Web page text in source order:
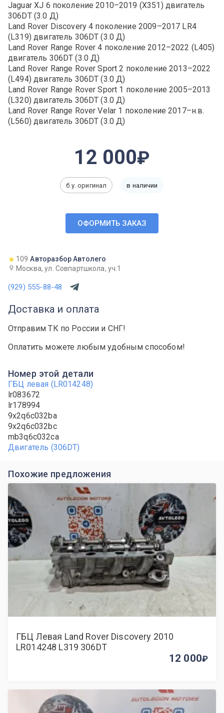
Jaguar XJ 6 поколение 2010–2019 (X351) двигатель
306DT (3.0 Д)
Land Rover Discovery 4 поколение 2009–2017 LR4
(L319) двигатель 306DT (3.0 Д)
Land Rover Range Rover 4 поколение 2012–2022 (L405)
двигатель 306DT (3.0 Д)
Land Rover Range Rover Sport 2 поколение 2013–2022
(L494) двигатель 306DT (3.0 Д)
Land Rover Range Rover Sport 1 поколение 2005–2013
(L320) двигатель 306DT (3.0 Д)
Land Rover Range Rover Velar 1 поколение 2017–н.в.
(L560) двигатель 306DT (3.0 Д)
12 000
б.у. оригинал в наличии
ОФОРМИТЬ ЗАКАЗ
109 Авторазбор Автолего
Москва, ул. Совпартшкола, уч.1
(929) 555-88-48
Доставка и оплата
Отправим ТК по России и СНГ!
Оплатить можете любым удобным способом!
Номер этой детали
ГБЦ левая (LR014248)
lr083672
lr178994
9x2q6c032ba
9x2q6c032bc
mb3q6c032ca
Двигатель (306DT)
Похожие предложения
ГБЦ Левая Land Rover Discovery 2010
LR014248 L319 306DT
12 000